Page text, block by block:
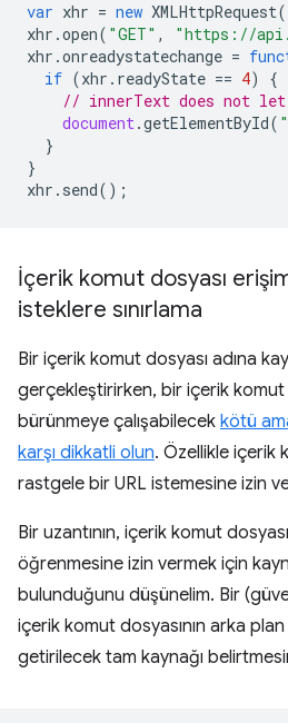
var xhr = new XMLHttpRequest
xhr .open( "GET" , "https://
xhr .onreadystatechange =
if (xhr . readyState == 4)
{
// innerText does not let
document.getElementById(
}
}
xhr . send();
İçerik komut dosyası
isteklere sınırlama
Bir içerik komut dosyası adına
gerçekleştirirken, bir içerik komut
bürünmeye çalışabilecek kötü
karşı dikkatli olun. Özellikle içerik
rastgele bir URL istemesine izin
Bir uzantının, içerik komut
öğrenmesine izin vermek için
bulunduğunu düşünelim. Bir
içerik komut dosyasının arka
getirilecek tam kaynağı